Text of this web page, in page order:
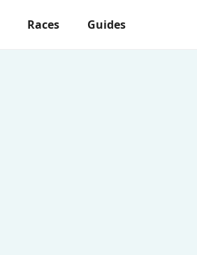
Races Guides